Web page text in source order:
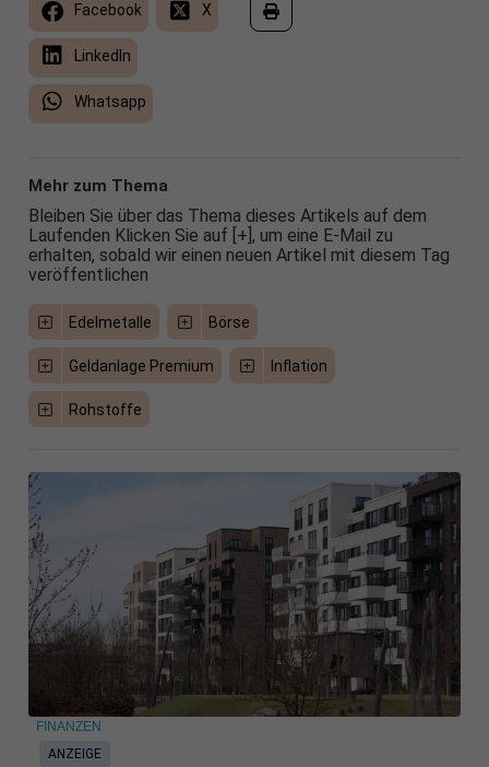
Facebook X
LinkedIn
Whatsapp
Mehr zum Thema
Bleiben Sie über das Thema dieses Artikels auf dem
Laufenden Klicken Sie auf [+], um eine E-Mail zu
erhalten, sobald wir einen neuen Artikel mit diesem Tag
veröffentlichen
Edelmetalle Börse
Geldanlage Premium Inflation
Rohstoffe
ANZEIGE
FINANZEN